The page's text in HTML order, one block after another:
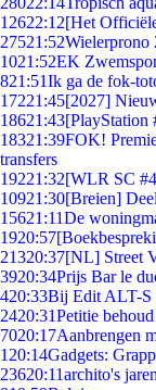
12622:12[Het
27521:52Wielerprono
1021:52EK
821:51Ik ga de fok-
17221:45[2027]
18621:43[PlayStation
18321:39FOK!
transfers
19221:32[WLR SC
10921:30[Breien]
15621:11De
1920:57
21320:37[NL] Street
3920:34Prijs Bar le
420:33Bij Edit ALT-S
2420:31Petitie
7020:17Aanbrengen
1 20:14Gadgets:
23620:11archito's